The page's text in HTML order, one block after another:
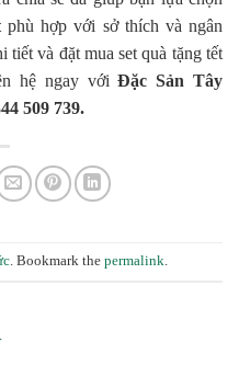
phù hợp với sở thích và ngân
và đặt mua set quà tặng tết
hệ ngay vớiĐặc Sản Tây
509 739.
. Bookmark the permalink.